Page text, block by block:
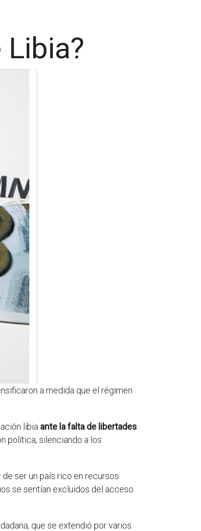
a medida que el régimen
libia ante la falta de libertades
política, silenciando a los
ser un país rico en recursos
se sentían excluidos del acceso
que se extendió por varios